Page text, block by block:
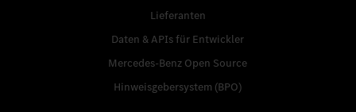
Lieferanten
Daten & APIs für Entwickler
Mercedes-Benz Open Source
Hinweisgebersystem (BPO)